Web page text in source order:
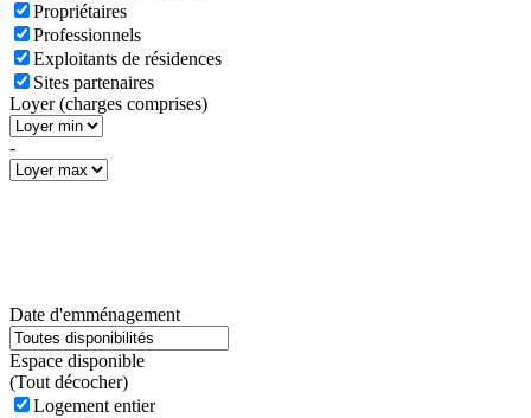
Propriétaires
Professionnels
Exploitants de résidences
Sites partenaires
Loyer (charges comprises)
-
Date d'emménagement
Espace disponible
(Tout décocher)
Logement entier